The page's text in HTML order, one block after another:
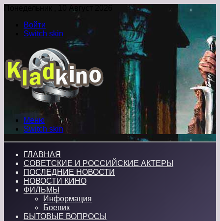
Понедельник , 10 Август 2026
Войти
Switch skin
Меню
Switch skin
ГЛАВНАЯ
СОВЕТСКИЕ И РОССИЙСКИЕ АКТЕРЫ
ПОСЛЕДНИЕ НОВОСТИ
НОВОСТИ КИНО
ФИЛЬМЫ
Информация
Боевик
БЫТОВЫЕ ВОПРОСЫ